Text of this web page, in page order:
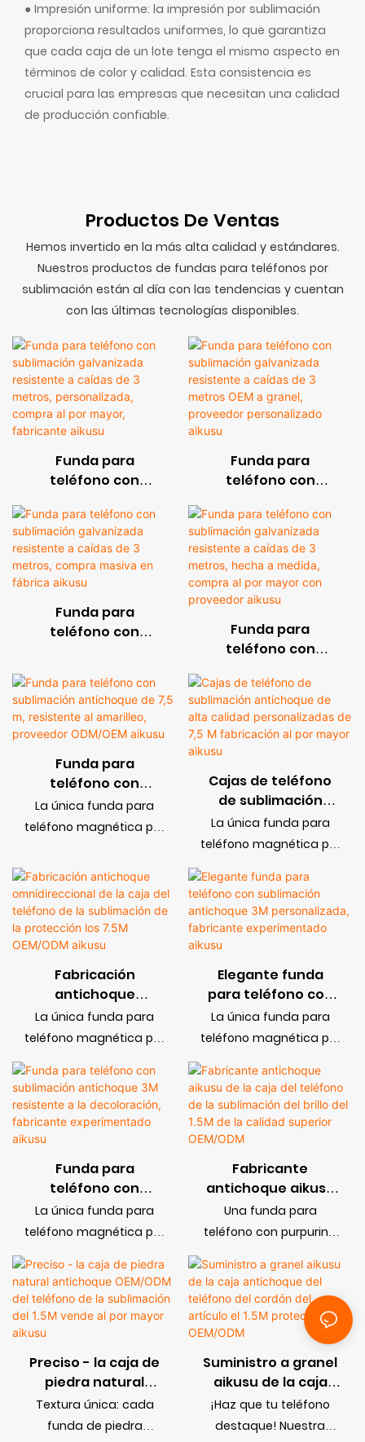
● Impresión uniforme: la impresión por sublimación
proporciona resultados uniformes, lo que garantiza
que cada caja de un lote tenga el mismo aspecto en
términos de color y calidad. Esta consistencia es
crucial para las empresas que necesitan una calidad
de producción confiable.
Productos De Ventas
Hemos invertido en la más alta calidad y estándares.
Nuestros productos de fundas para teléfonos por
sublimación están al día con las tendencias y cuentan
con las últimas tecnologías disponibles.
Funda para
teléfono con
galvanizada
resistente a caídas
de 3 metros,
personalizada,
mayor, fabricante
aikusu
Funda para
teléfono con
galvanizada
resistente a caídas
de 3 metros OEM a
granel, proveedor
personalizado
Funda para
teléfono con
resistente a caídas
de 3 metros,
compra masiva en
Funda para
teléfono con
galvanizada
resistente a caídas
de 3 metros, hecha
a medida, compra al
proveedor aikusu
Funda para
teléfono con
sublimación
antichoque de 7,5
proveedor
ODM/OEM aikusu
La única funda para
teléfono magnética por
admite carga
inalámbrica
Cajas de teléfono
de sublimación
antichoque de alta
calidad
7,5 M fabricación al
por mayor aikusu
La única funda para
teléfono magnética por
admite carga
inalámbrica
Fabricación
antichoque
omnidireccional de
la caja del teléfono
de la protección los
7.5M OEM/ODM
aikusu
La única funda para
teléfono magnética por
admite carga
inalámbrica
Elegante funda
para teléfono con
sublimación
antichoque 3M
fabricante
experimentado
aikusu
La única funda para
teléfono magnética por
admite carga
inalámbrica
Funda para
teléfono con
sublimación
antichoque 3M
decoloración,
fabricante
experimentado
aikusu
La única funda para
teléfono magnética por
admite carga
inalámbrica
Fabricante
antichoque aikusu
de la caja del
teléfono de la
brillo del 1.5M de la
calidad superior
OEM/ODM
Una funda para
teléfono con purpurina
moderno y llamativo
diseñado para proteger
los teléfonos
inteligentes y al mismo
tiempo añadir un toque
de brillo y glamour.
Estas fundas para
teléfonos suelen
Preciso - la caja de
piedra natural
antichoque
OEM/ODM del
Textura única: cada
funda de piedra
Suministro a granel
aikusu de la caja
antichoque del
teléfono del cordón
¡Haz que tu teléfono
destaque! Nuestra